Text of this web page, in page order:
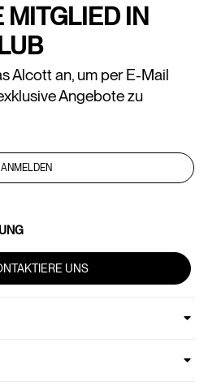
MITGLIED IN
Alcott an, um per E-Mail
Angebote zu
ANMELDEN
UNS